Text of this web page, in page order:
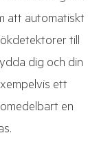
att automatiskt
till
dig och din
ett
en